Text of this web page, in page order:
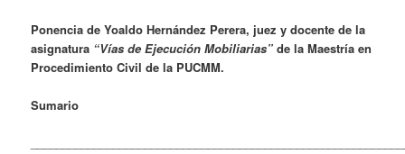
Ponencia de Yoaldo Hernández Perera, juez y docente de la
asignatura “Vías de Ejecución Mobiliarias” de la Maestría en
Procedimiento Civil de la PUCMM.
Sumario